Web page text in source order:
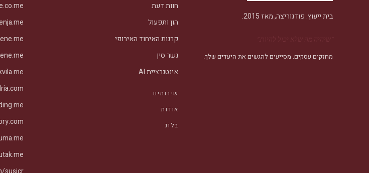
בית ייעוץ. פודגוריצה, מאז 2015.
שיהיה מה שלא יכול להיות.
מחזקים עסקים. מסייעים להגשים את היעדים שלך.
חוות דעת
הון ותפעול
קרנות האיחוד האירופי
גשר סין
אינטגרציית AI
שירותים
אודות
בלוג